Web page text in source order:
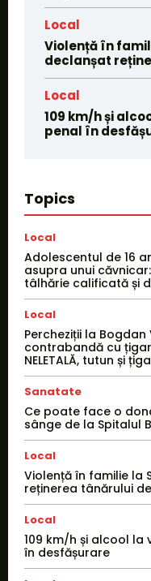
Local
Violență în
declanșat
Local
109 km/h și
penal în
Topics
Local
Adolescentul de 16
asupra unui
tâlhărie calificată și
Local
Percheziții la
contrabandă cu
NELETALĂ, tutun și
Sanatate
Ce poate face o
sânge de la Spitalul
Local
Violență în familie la
reținerea tânărului
Local
109 km/h și alcool la
în desfășurare